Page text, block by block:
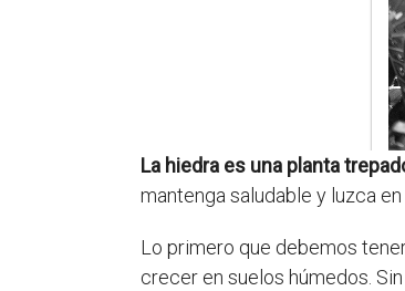
La hiedra es una planta
mantenga saludable y luzca
Lo primero que debemos
crecer en suelos húmedos.